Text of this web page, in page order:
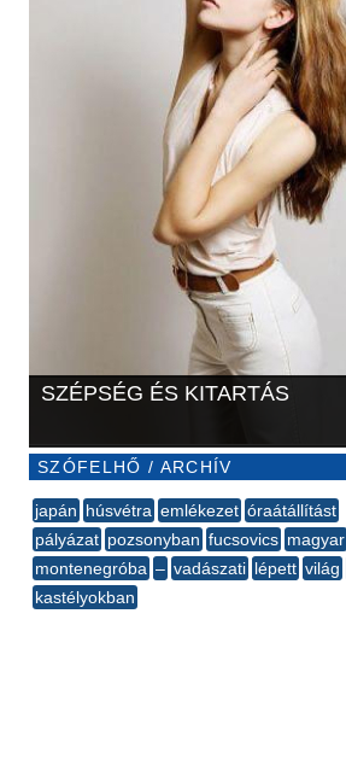
SZÉPSÉG ÉS KITARTÁS
SZÓFELHŐ / ARCHÍV
japán húsvétra emlékezet óraátállítást
pályázat pozsonyban fucsovics magyar
montenegróba – vadászati lépett világ
kastélyokban